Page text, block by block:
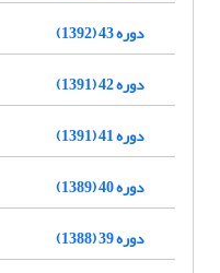
دوره 43 (1392)
دوره 42 (1391)
دوره 41 (1391)
دوره 40 (1389)
دوره 39 (1388)